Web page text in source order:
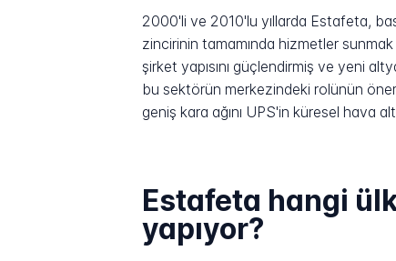
2000'li ve 2010'lu yıllarda Estafeta,
zincirinin tamamında hizmetler
şirket yapısını güçlendirmiş ve yeni
bu sektörün merkezindeki rolünün
geniş kara ağını UPS'in küresel hava
Estafeta hangi
yapıyor?